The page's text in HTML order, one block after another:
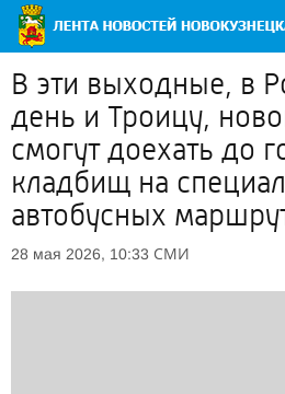
В эти выходные, в
день и Троицу,
смогут доехать до
кладбищ на
автобусных
28 мая 2026, 10:33 СМИ